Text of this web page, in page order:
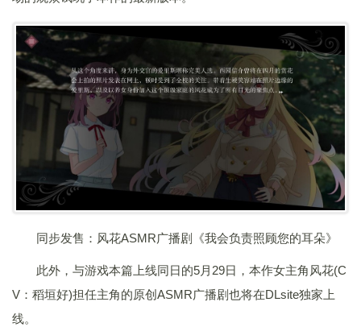
同步发售：风花ASMR广播剧《我会负责照顾您的耳朵》
此外，与游戏本篇上线同日的5月29日，本作女主角风花(C
V：稻垣好)担任主角的原创ASMR广播剧也将在DLsite独家上
线。